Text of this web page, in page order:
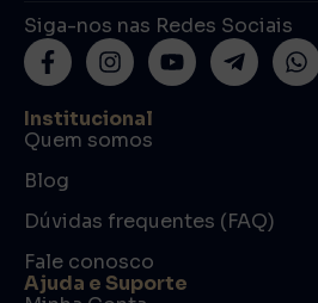
Siga-nos nas Redes Sociais
Institucional
Quem somos
Blog
Dúvidas frequentes (FAQ)
Fale conosco
Ajuda e Suporte